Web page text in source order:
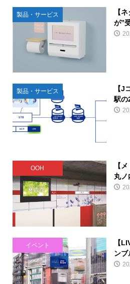
製品・サービス
【
が”
製品・サービス
【J
駅の
OOH
【
丸ノ
イベント
【
ンブ